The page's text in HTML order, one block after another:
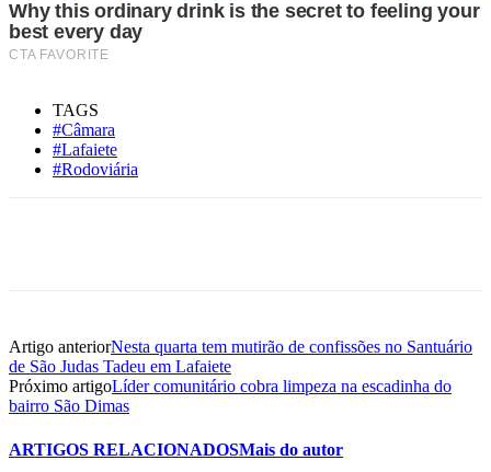
TAGS
#Câmara
#Lafaiete
#Rodoviária
Artigo anteriorNesta quarta tem mutirão de confissões no Santuário
de São Judas Tadeu em Lafaiete
Próximo artigoLíder comunitário cobra limpeza na escadinha do
bairro São Dimas
ARTIGOS RELACIONADOSMais do autor